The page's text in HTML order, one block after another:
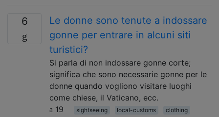
6
Le donne sono tenute a indossare
gonne per entrare in alcuni siti
turistici?
Si parla di non indossare gonne corte;
significa che sono necessarie gonne per le
donne quando vogliono visitare luoghi
come chiese, il Vaticano, ecc.
19
sightseeing local-customs
clothing